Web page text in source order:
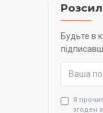
Будьте в
Я
згоден